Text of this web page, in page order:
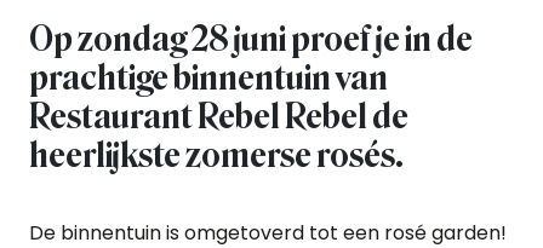
Op zondag 28 juni proef je in de
prachtige binnentuin van
Restaurant Rebel Rebel de
heerlijkste zomerse rosés.
De binnentuin is omgetoverd tot een rosé garden!